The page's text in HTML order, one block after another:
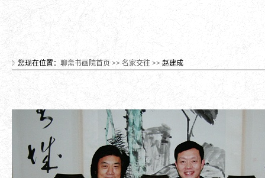
您现在位置： 聊斋书画院首页>> 名家交往 >> 赵建成